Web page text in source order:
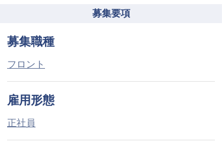
募集要項
募集職種
フロント
雇用形態
正社員